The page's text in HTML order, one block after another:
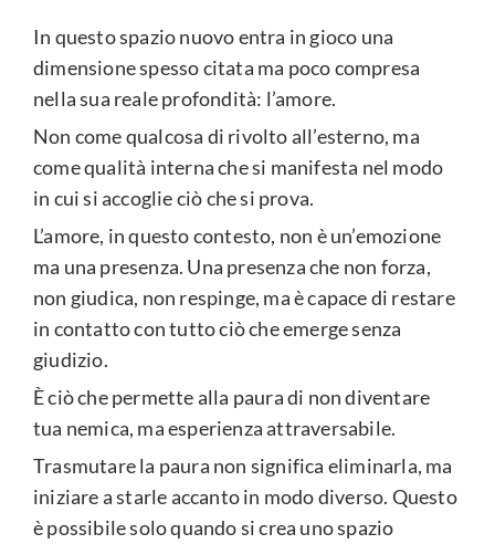
In questo spazio nuovo entra in gioco una
dimensione spesso citata ma poco compresa
nella sua reale profondità: l’amore.
Non come qualcosa di rivolto all’esterno, ma
come qualità interna che si manifesta nel modo
in cui si accoglie ciò che si prova.
L’amore, in questo contesto, non è un’emozione
ma una presenza. Una presenza che non forza,
non giudica, non respinge, ma è capace di restare
in contatto con tutto ciò che emerge senza
giudizio.
È ciò che permette alla paura di non diventare
tua nemica, ma esperienza attraversabile.
Trasmutare la paura non significa eliminarla, ma
iniziare a starle accanto in modo diverso. Questo
è possibile solo quando si crea uno spazio